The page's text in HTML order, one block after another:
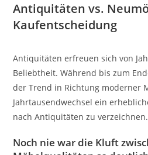
Antiquitäten vs.
Kaufentscheidung
Antiquitäten erfreuen sich von
Beliebtheit. Während bis zum
der Trend in Richtung moderner
Jahrtausendwechsel ein
nach Antiquitäten zu verzeichnen.
Noch nie war die Kluft